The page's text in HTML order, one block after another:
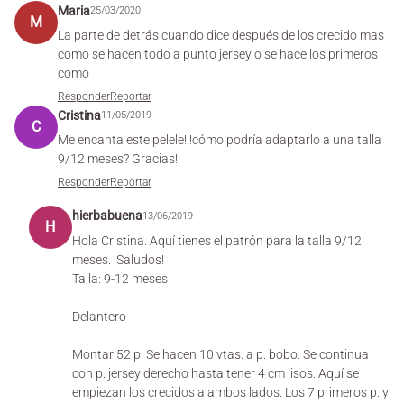
M
Maria25/03/2020
La parte de detrás cuando dice después de los crecido mas
como se hacen todo a punto jersey o se hace los primeros
como
ResponderReportar
C
Cristina11/05/2019
Me encanta este pelele!!!cómo podría adaptarlo a una talla
9/12 meses? Gracias!
ResponderReportar
H
hierbabuena13/06/2019
Hola Cristina. Aquí tienes el patrón para la talla 9/12
meses. ¡Saludos!
Talla: 9-12 meses
Delantero
Montar 52 p. Se hacen 10 vtas. a p. bobo. Se continua
con p. jersey derecho hasta tener 4 cm lisos. Aquí se
empiezan los crecidos a ambos lados. Los 7 primeros p. y